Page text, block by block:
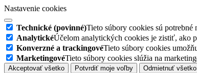
Nastavenie cookies
Technické (povinné)Tieto súbory cookies sú
AnalytickéÚčelom analytických cookies je zistiť, ako
Konverzné a trackingovéTieto súbory cookies
MarketingovéTieto súbory cookies slúžia na
Akceptovať všetko Potvrdiť moje voľby Odmietnuť všetko